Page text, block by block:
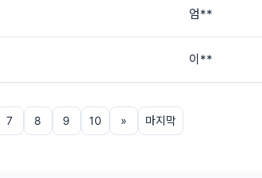
엄**
이**
7 8 9 10 » 마지막